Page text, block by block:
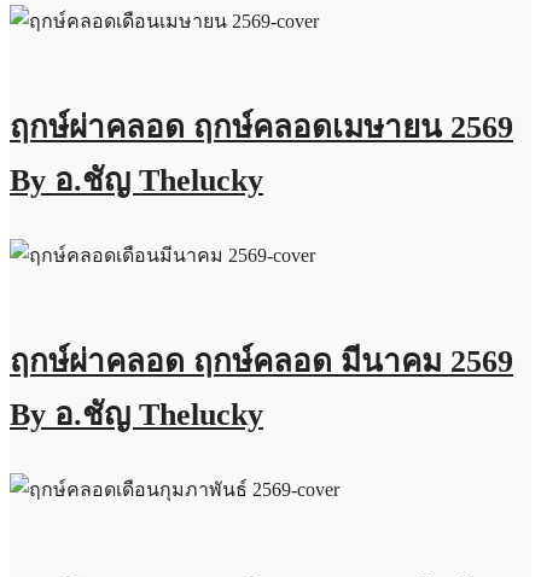
ฤกษ์ผ่าคลอด ฤกษ์คลอดเมษายน 2569
By อ.ชัญ Thelucky
ฤกษ์ผ่าคลอด ฤกษ์คลอด มีนาคม 2569
By อ.ชัญ Thelucky